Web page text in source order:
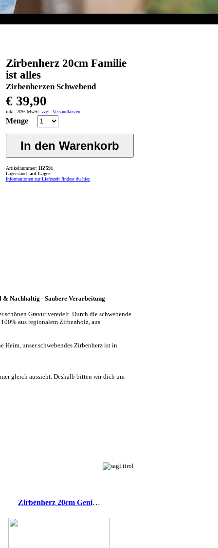
Zirbenherz 20cm Familie
ist alles
Zirbenherzen Schwebend
€ 39,90
inkl. 20% MwSt. zzgl. Versandkosten
Menge
Artikelnummer: HZ591
Lagerstand: auf Lager
Informationen zur Lieferzeit findest du hier.
Nachhaltig - Saubere Verarbeitung
Gravur veredelt. Durch die schwebende
aus regionalem Zirbenholz, aus
Heim, unser schwebendes Zirbenherz ist in
gleich aussieht. Deshalb bitten wir dich um
Zirbenherz 20cm Genieße den Augenblick